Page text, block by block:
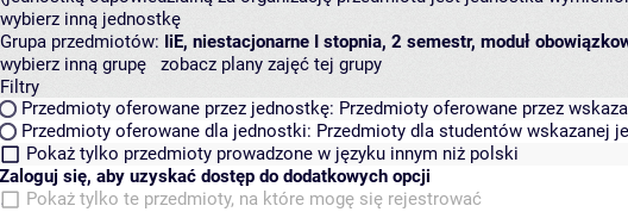
wybierz inną jednostkę
Grupa przedmiotów: IiE, niestacjonarne I stopnia, 2 semestr, moduł
wybierz inną grupę
zobacz plany zajęć tej grupy
Filtry
Przedmioty oferowane przez jednostkę: Przedmioty oferowane przez
Przedmioty oferowane dla jednostki: Przedmioty dla studentów wskazanej
Pokaż tylko przedmioty prowadzone w języku innym niż polski
Zaloguj się, aby uzyskać dostęp do dodatkowych opcji
Pokaż tylko te przedmioty, na które mogę się rejestrować